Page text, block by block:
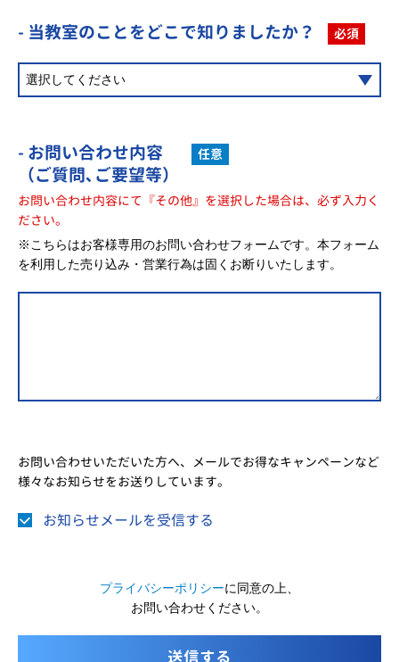
- 当教室のことをどこで知りましたか？ 必須
- お問い合わせ内容
（ご質問､ご要望等）
任意
お問い合わせ内容にて『その他』を選択した場合は、必ず入力く
ださい。
※こちらはお客様専用のお問い合わせフォームです。本フォーム
を利用した売り込み・営業行為は固くお断りいたします。
お問い合わせいただいた方へ、メールでお得なキャンペーンなど
様々なお知らせをお送りしています。
お知らせメールを受信する
プライバシーポリシーに同意の上、
お問い合わせください。